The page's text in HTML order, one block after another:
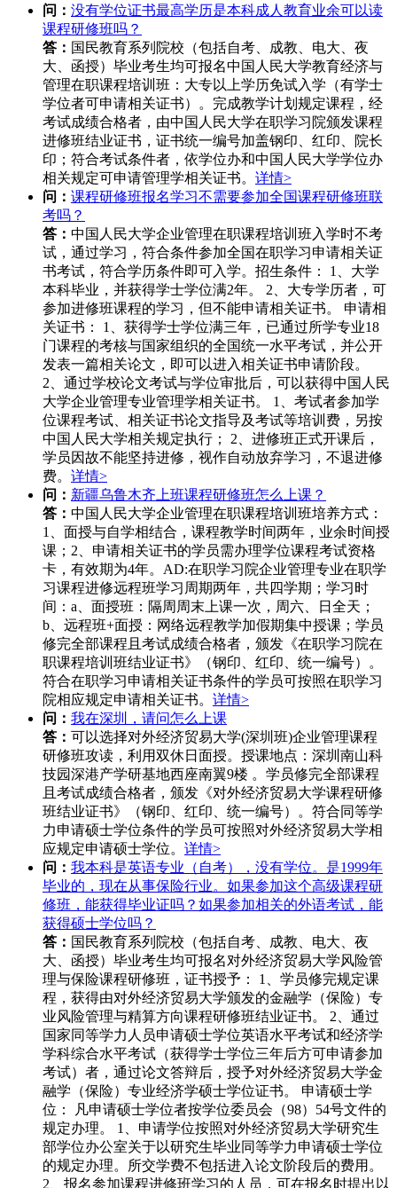
问： 没有学位证书最高学历是本科成人教育业余可以读
课程研修班吗？
答： 国民教育系列院校（包括自考、成教、电大、夜
大、函授）毕业考生均可报名中国人民大学教育经济与
管理在职课程培训班：大专以上学历免试入学（有学士
学位者可申请相关证书）。完成教学计划规定课程，经
考试成绩合格者，由中国人民大学在职学习院颁发课程
进修班结业证书，证书统一编号加盖钢印、红印、院长
印；符合考试条件者，依学位办和中国人民大学学位办
相关规定可申请管理学相关证书。 详情>
问： 课程研修班报名学习不需要参加全国课程研修班联
考吗？
答： 中国人民大学企业管理在职课程培训班入学时不考
试，通过学习，符合条件参加全国在职学习申请相关证
书考试，符合学历条件即可入学。招生条件： 1、大学
本科毕业，并获得学士学位满2年。 2、大专学历者，可
参加进修班课程的学习，但不能申请相关证书。 申请相
关证书： 1、获得学士学位满三年，已通过所学专业18
门课程的考核与国家组织的全国统一水平考试，并公开
发表一篇相关论文，即可以进入相关证书申请阶段。
2、通过学校论文考试与学位审批后，可以获得中国人民
大学企业管理专业管理学相关证书。 1、考试者参加学
位课程考试、相关证书论文指导及考试等培训费，另按
中国人民大学相关规定执行； 2、进修班正式开课后，
学员因故不能坚持进修，视作自动放弃学习，不退进修
费。 详情>
问： 新疆乌鲁木齐上班课程研修班怎么上课？
答： 中国人民大学企业管理在职课程培训班培养方式：
1、面授与自学相结合，课程教学时间两年，业余时间授
课；2、申请相关证书的学员需办理学位课程考试资格
卡，有效期为4年。AD:在职学习院企业管理专业在职学
习课程进修远程班学习周期两年，共四学期；学习时
间：a、面授班：隔周周末上课一次，周六、日全天；
b、远程班+面授：网络远程教学加假期集中授课；学员
修完全部课程且考试成绩合格者，颁发《在职学习院在
职课程培训班结业证书》（钢印、红印、统一编号）。
符合在职学习申请相关证书条件的学员可按照在职学习
院相应规定申请相关证书。 详情>
问： 我在深圳，请问怎么上课
答： 可以选择对外经济贸易大学(深圳班)企业管理课程
研修班攻读，利用双休日面授。授课地点：深圳南山科
技园深港产学研基地西座南翼9楼 。学员修完全部课程
且考试成绩合格者，颁发《对外经济贸易大学课程研修
班结业证书》（钢印、红印、统一编号）。符合同等学
力申请硕士学位条件的学员可按照对外经济贸易大学相
应规定申请硕士学位。 详情>
问： 我本科是英语专业（自考），没有学位。是1999年
毕业的，现在从事保险行业。如果参加这个高级课程研
修班，能获得毕业证吗？如果参加相关的外语考试，能
获得硕士学位吗？
答： 国民教育系列院校（包括自考、成教、电大、夜
大、函授）毕业考生均可报名对外经济贸易大学风险管
理与保险课程研修班，证书授予： 1、学员修完规定课
程，获得由对外经济贸易大学颁发的金融学（保险）专
业风险管理与精算方向课程研修班结业证书。 2、通过
国家同等学力人员申请硕士学位英语水平考试和经济学
学科综合水平考试（获得学士学位三年后方可申请参加
考试）者，通过论文答辩后，授予对外经济贸易大学金
融学（保险）专业经济学硕士学位证书。 申请硕士学
位： 凡申请硕士学位者按学位委员会（98）54号文件的
规定办理。 1、申请学位按照对外经济贸易大学研究生
部学位办公室关于以研究生毕业同等学力申请硕士学位
的规定办理。所交学费不包括进入论文阶段后的费用。
2、报名参加课程进修班学习的人员，可在报名时提出以